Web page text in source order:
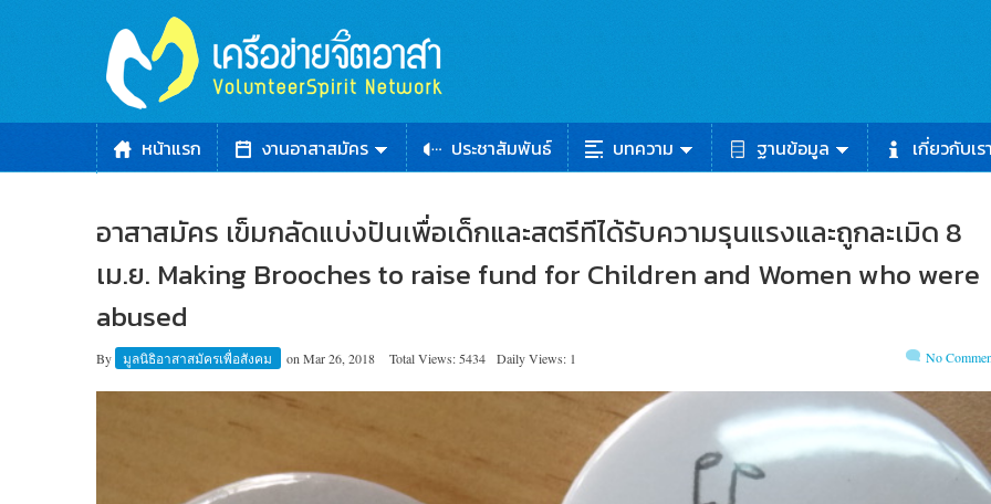
หน้าแรก งานอาสาสมัคร ประชาสัมพันธ์ บทความ ฐานข้อมูล เกี่ยวกับเร
อาสาสมัคร เข็มกลัดแบ่งปันเพื่อเด็กและสตรีทีได้รับความรุนแรงและถูกละเมิด 8
เม.ย. Making Brooches to raise fund for Children and Women who were
abused
By มูลนิธิอาสาสมัครเพื่อสังคม on Mar 26, 2018 Total Views: 5434 Daily Views: 1 No